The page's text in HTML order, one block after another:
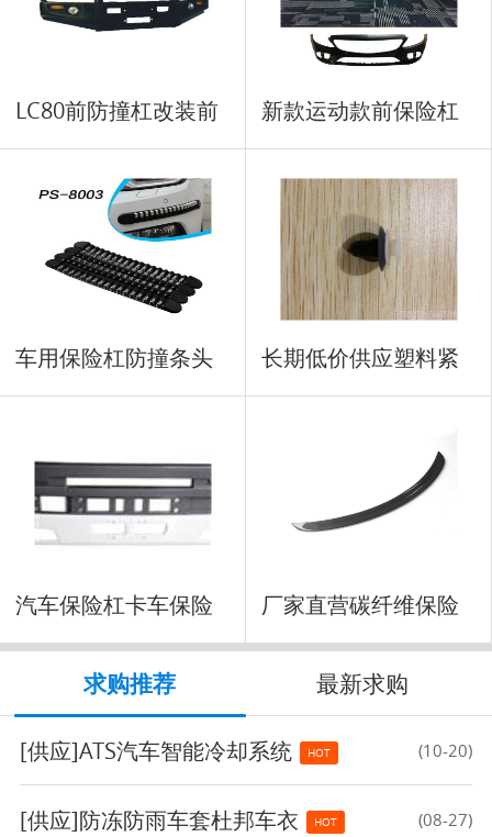
LC80前防撞杠改装前
新款运动款前保险杠
盖板
车用保险杠防撞条头
车用
长期低价供应塑料紧
固扣
汽车保险杠卡车保险
杠前
厂家直营碳纤维保险
杠
求购推荐 最新求购
[供应]ATS汽车智能冷却系统 HOT (10-20)
[供应]防冻防雨车套杜邦车衣 HOT (08-27)